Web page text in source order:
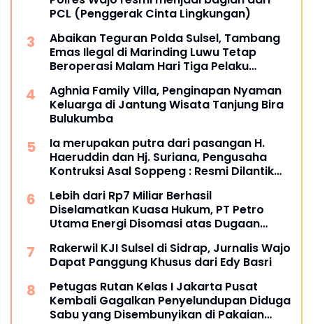
PCL (Penggerak Cinta Lingkungan)
Abaikan Teguran Polda Sulsel, Tambang
Emas Ilegal di Marinding Luwu Tetap
Beroperasi Malam Hari Tiga Pelaku
Aghnia Family Villa, Penginapan Nyaman
Keluarga di Jantung Wisata Tanjung Bira
Bulukumba
Ia merupakan putra dari pasangan H.
Haeruddin dan Hj. Suriana, Pengusaha
Kontruksi Asal Soppeng : Resmi Dilantik
Lebih dari Rp7 Miliar Berhasil
Diselamatkan Kuasa Hukum, PT Petro
Utama Energi Disomasi atas Dugaan
Rakerwil KJI Sulsel di Sidrap, Jurnalis Wajo
Dapat Panggung Khusus dari Edy Basri
Petugas Rutan Kelas I Jakarta Pusat
Kembali Gagalkan Penyelundupan Diduga
Sabu yang Disembunyikan di Pakaian